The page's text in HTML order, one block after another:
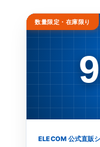
数量限定・在庫限り
ELECOM 公式直販